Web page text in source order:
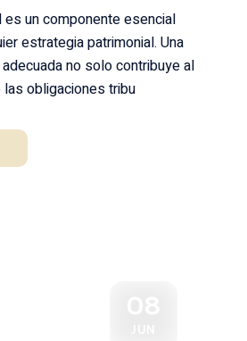
un componente esencial
estrategia patrimonial. Una
no solo contribuye al
obligaciones tribu